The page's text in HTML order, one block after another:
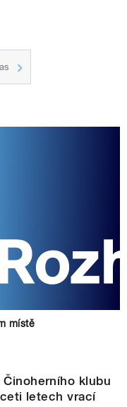
místě
klubu
letech vrací